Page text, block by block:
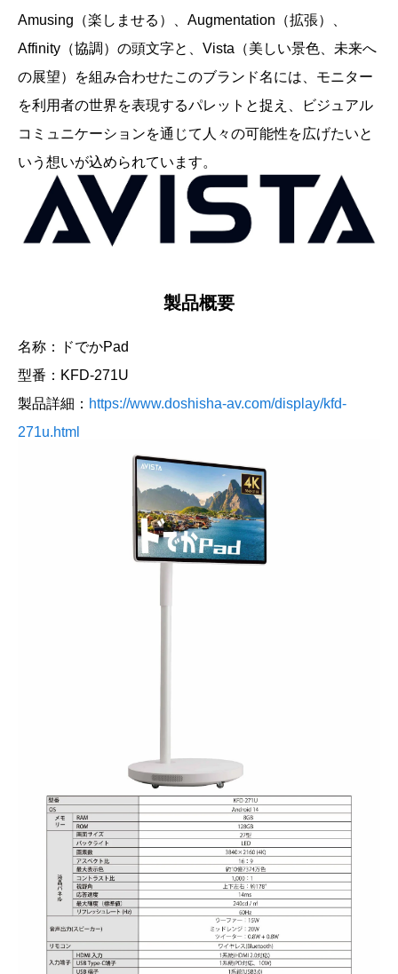
Amusing（楽しませる）、Augmentation（拡張）、
Affinity（協調）の頭文字と、Vista（美しい景色、未来へ
の展望）を組み合わせたこのブランド名には、モニター
を利用者の世界を表現するパレットと捉え、ビジュアル
コミュニケーションを通じて人々の可能性を広げたいと
いう想いが込められています。
製品概要
名称：ドでかPad
型番：KFD-271U
製品詳細： https://www.doshisha-av.com/display/kfd-
271u.html